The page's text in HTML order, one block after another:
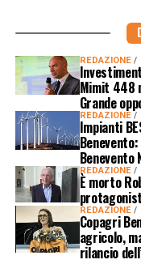
REDAZIONE
Mimit 448
Grande
REDAZIONE
Impianti
REDAZIONE
È morto
REDAZIONE
Copagri
agricolo,
rilancio